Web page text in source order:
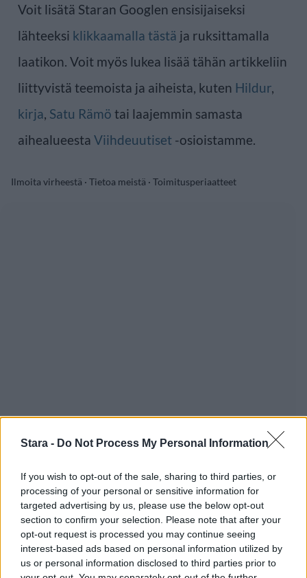
Stara - Do Not Process My Personal Information
If you wish to opt-out of the sale, sharing to third parties, or
processing of your personal or sensitive information for
targeted advertising by us, please use the below opt-out
section to confirm your selection. Please note that after your
opt-out request is processed you may continue seeing
interest-based ads based on personal information utilized by
us or personal information disclosed to third parties prior to
Voit lisätä Staran Googlen ensisijaiseksi
lähteeksi klikkaamalla tästä ja ruksittamalla
laatikon. Voit myös lukea lisää tähän artikkeliin
liittyvistä teemoista ja aiheista, kuten Hildur,
kirja, Satu Rämö tai laajemmin samasta
aihealueesta Viihdeuutiset -osioistamme.
Ilmoita virheestä · Tietoa meistä · Toimitusperiaatteet